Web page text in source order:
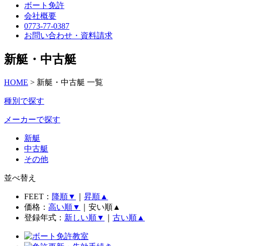
ボート免許
会社概要
0773-77-0387
お問い合わせ・資料請求
新艇・中古艇
HOME > 新艇・中古艇 一覧
種別で探す
メーカーで探す
新艇
中古艇
その他
並べ替え
FEET： 降順▼
昇順▲
価格： 高い順▼
｜安い順▲
登録年式： 新しい順▼ 古い順▲